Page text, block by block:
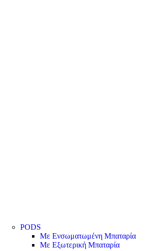
PODS
Με Ενσωματωμένη Μπαταρία
Με Εξωτερική Μπαταρία